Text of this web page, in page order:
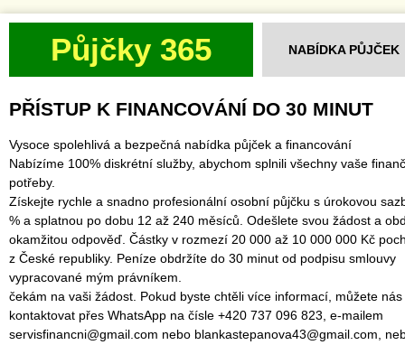
Půjčky 365 NABÍDKA PŮJČEK
PŘÍSTUP K FINANCOVÁNÍ DO 30 MINUT
Vysoce spolehlivá a bezpečná nabídka půjček a financování
Nabízíme 100% diskrétní služby, abychom splnili všechny vaše
potřeby.
Získejte rychle a snadno profesionální osobní půjčku s úrokovou
% a splatnou po dobu 12 až 240 měsíců. Odešlete svou žádost a
okamžitou odpověď. Částky v rozmezí 20 000 až 10 000 000 Kč
z České republiky. Peníze obdržíte do 30 minut od podpisu smlouvy
vypracované mým právníkem.
čekám na vaši žádost. Pokud byste chtěli více informací, můžete nás
kontaktovat přes WhatsApp na čísle +420 737 096 823, e-mailem
servisfinancni@gmail.com nebo blankastepanova43@gmail.com,